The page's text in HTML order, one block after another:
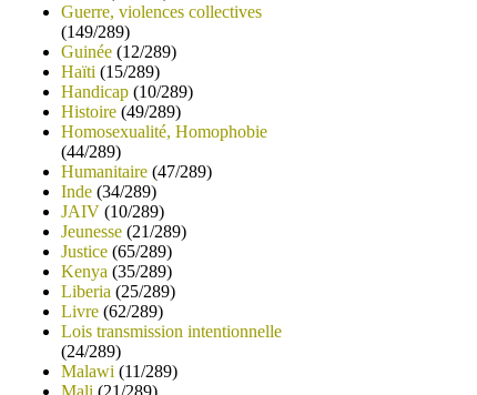
Guerre, violences collectives
(149/289)
Guinée (12/289)
Haïti (15/289)
Handicap (10/289)
Histoire (49/289)
Homosexualité, Homophobie
(44/289)
Humanitaire (47/289)
Inde (34/289)
JAIV (10/289)
Jeunesse (21/289)
Justice (65/289)
Kenya (35/289)
Liberia (25/289)
Livre (62/289)
Lois transmission intentionnelle
(24/289)
Malawi (11/289)
Mali (21/289)